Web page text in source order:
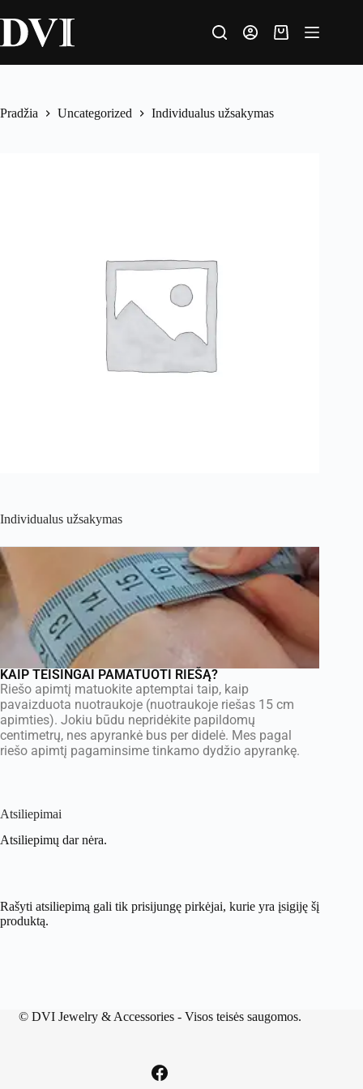
Pradžia Uncategorized Individualus užsakymas
Individualus užsakymas
KAIP TEISINGAI PAMATUOTI RIEŠĄ?
Riešo apimtį matuokite aptemptai taip, kaip
pavaizduota nuotraukoje (nuotraukoje riešas 15 cm
apimties). Jokiu būdu nepridėkite papildomų
centimetrų, nes apyrankė bus per didelė. Mes pagal
riešo apimtį pagaminsime tinkamo dydžio apyrankę.
Atsiliepimai
Atsiliepimų dar nėra.
Rašyti atsiliepimą gali tik prisijungę pirkėjai, kurie yra įsigiję šį
produktą.
© DVI Jewelry & Accessories- Visos teisės saugomos.